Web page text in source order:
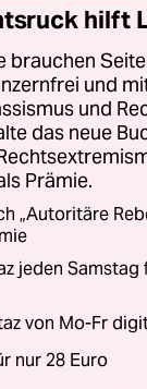
hilft
brauchen
und
und
das neue
Prämie.
„Autoritäre
jeden Samstag
von Mo-Fr
nur 28 Euro